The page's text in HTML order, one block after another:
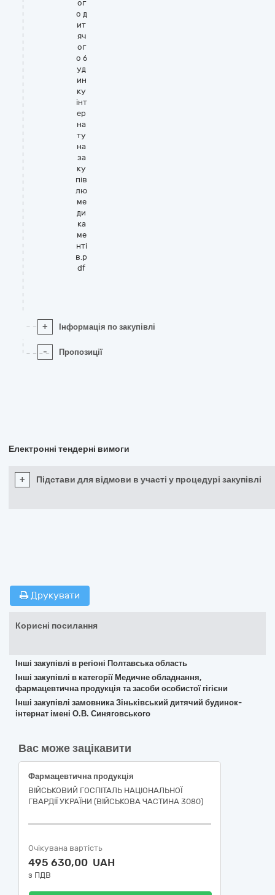
ог
о д
ит
яч
ог
о б
уд
ин
ку
інт
ер
на
ту
на
за
ку
пів
лю
ме
ди
ка
ме
нті
в.p
df
+ Інформація по закупівлі
- Пропозиції
Електронні тендерні вимоги
+ Підстави для відмови в участі у процедурі закупівлі
Друкувати
Корисні посилання
Інші закупівлі в регіоні Полтавська область
Інші закупівлі в категорії Медичне обладнання,
фармацевтична продукція та засоби особистої гігієни
Інші закупівлі замовника Зіньківський дитячий будинок-
інтернат імені О.В. Синяговського
Вас може зацікавити
Фармацевтична продукція
ВІЙСЬКОВИЙ ГОСПІТАЛЬ НАЦІОНАЛЬНОЇ
ГВАРДІЇ УКРАЇНИ (ВІЙСЬКОВА ЧАСТИНА 3080)
Очікувана вартість
495 630,00 UAH
з ПДВ